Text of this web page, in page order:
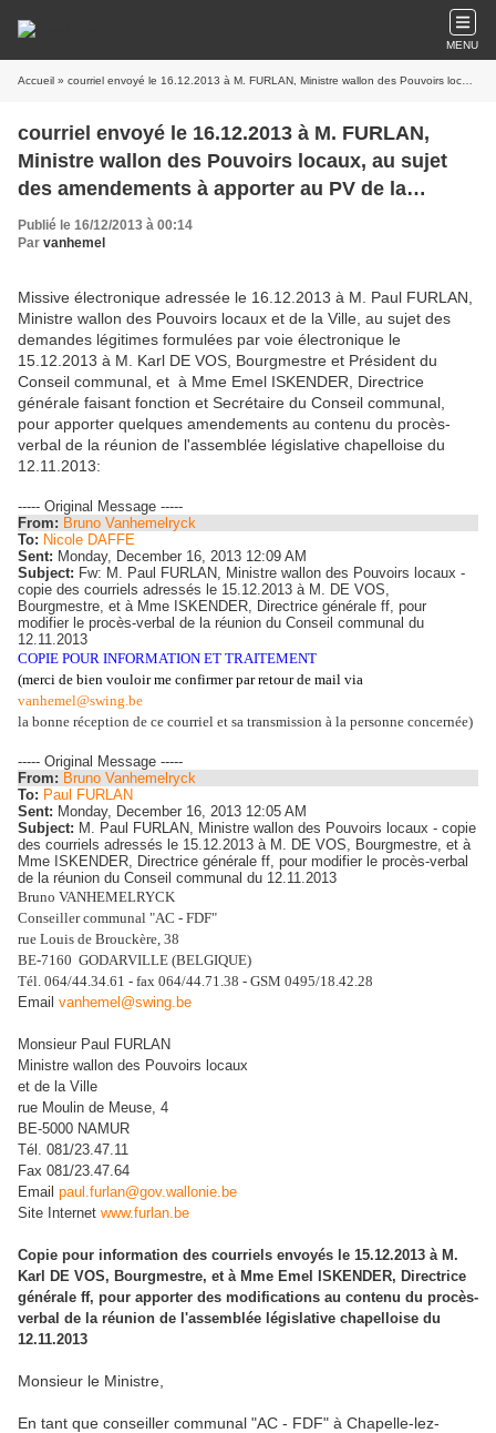
MENU
Accueil » courriel envoyé le 16.12.2013 à M. FURLAN, Ministre wallon des Pouvoirs locaux, au sujet des amendements à apporter au PV de la réunion du Conseil communal chapellois du 12.11.2013
courriel envoyé le 16.12.2013 à M. FURLAN,
Ministre wallon des Pouvoirs locaux, au sujet
des amendements à apporter au PV de la
réunion du Conseil communal chapellois du
12.11.2013
Publié le 16/12/2013 à 00:14
Par vanhemel
Missive électronique adressée le 16.12.2013 à M. Paul FURLAN,
Ministre wallon des Pouvoirs locaux et de la Ville, au sujet des
demandes légitimes formulées par voie électronique le
15.12.2013 à M. Karl DE VOS, Bourgmestre et Président du
Conseil communal, et à Mme Emel ISKENDER, Directrice
générale faisant fonction et Secrétaire du Conseil communal,
pour apporter quelques amendements au contenu du procès-
verbal de la réunion de l'assemblée législative chapelloise du
12.11.2013:
----- Original Message -----
From: Bruno Vanhemelryck
To: Nicole DAFFE
Sent: Monday, December 16, 2013 12:09 AM
Subject: Fw: M. Paul FURLAN, Ministre wallon des Pouvoirs locaux -
copie des courriels adressés le 15.12.2013 à M. DE VOS,
Bourgmestre, et à Mme ISKENDER, Directrice générale ff, pour
modifier le procès-verbal de la réunion du Conseil communal du
12.11.2013
COPIE POUR INFORMATION ET TRAITEMENT
(merci de bien vouloir me confirmerpar retour de mail via
vanhemel@swing.be
la bonne réception de ce courriel et sa transmission à la personne concernée)
----- Original Message -----
From: Bruno Vanhemelryck
To: Paul FURLAN
Sent: Monday, December 16, 2013 12:05 AM
Subject: M. Paul FURLAN, Ministre wallon des Pouvoirs locaux - copie
des courriels adressés le 15.12.2013 à M. DE VOS, Bourgmestre, et à
Mme ISKENDER, Directrice générale ff, pour modifier le procès-verbal
de la réunion du Conseil communal du 12.11.2013
Bruno VANHEMELRYCK
Conseiller communal "AC - FDF"
rue Louis de Brouckère, 38
BE-7160 GODARVILLE (BELGIQUE)
Tél. 064/44.34.61 - fax 064/44.71.38 - GSM 0495/18.42.28
Email vanhemel@swing.be
Monsieur Paul FURLAN
Ministre wallon des Pouvoirs locaux
et de la Ville
rue Moulin de Meuse, 4
BE-5000 NAMUR
Tél. 081/23.47.11
Fax 081/23.47.64
Email paul.furlan@gov.wallonie.be
Site Internet www.furlan.be
Copie pour information des courriels envoyés le 15.12.2013 à M.
Karl DE VOS, Bourgmestre, et à Mme Emel ISKENDER, Directrice
générale ff, pour apporter des modifications au contenu du procès-
verbal de la réunion de l'assemblée législative chapelloise du
12.11.2013
Monsieur le Ministre,
En tant que conseiller communal "AC - FDF" à Chapelle-lez-